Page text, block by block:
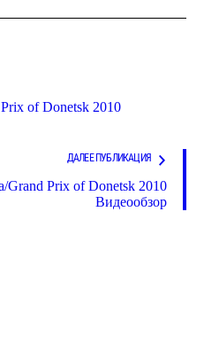
of Donetsk 2010
ДАЛЕЕ ПУБЛИКАЦИЯ
Prix of Donetsk 2010
Видеообзор